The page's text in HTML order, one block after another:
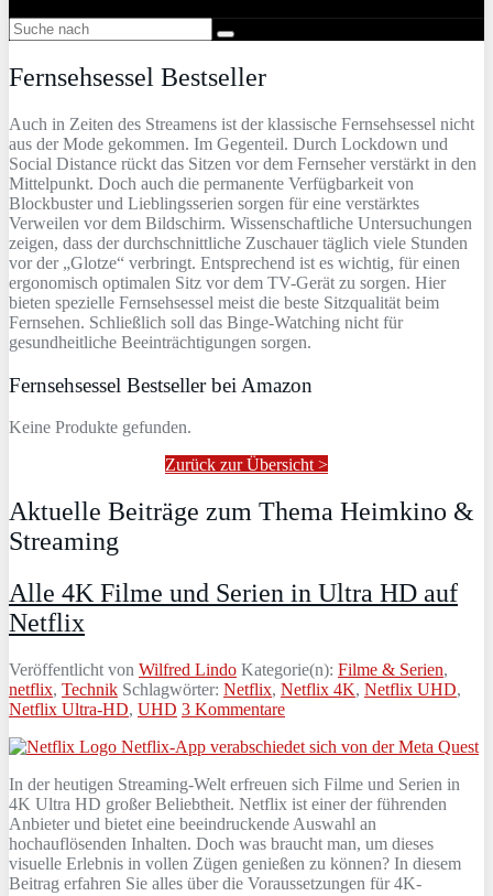
Fernsehsessel Bestseller
Auch in Zeiten des Streamens ist der klassische Fernsehsessel nicht
aus der Mode gekommen. Im Gegenteil. Durch Lockdown und
Social Distance rückt das Sitzen vor dem Fernseher verstärkt in den
Mittelpunkt. Doch auch die permanente Verfügbarkeit von
Blockbuster und Lieblingsserien sorgen für eine verstärktes
Verweilen vor dem Bildschirm. Wissenschaftliche Untersuchungen
zeigen, dass der durchschnittliche Zuschauer täglich viele Stunden
vor der „Glotze“ verbringt. Entsprechend ist es wichtig, für einen
ergonomisch optimalen Sitz vor dem TV-Gerät zu sorgen. Hier
bieten spezielle Fernsehsessel meist die beste Sitzqualität beim
Fernsehen. Schließlich soll das Binge-Watching nicht für
gesundheitliche Beeinträchtigungen sorgen.
Fernsehsessel Bestseller bei Amazon
Keine Produkte gefunden.
Zurück zur Übersicht >
Aktuelle Beiträge zum Thema Heimkino &
Streaming
Alle 4K Filme und Serien in Ultra HD auf
Netflix
Veröffentlicht von Wilfred Lindo Kategorie(n): Filme & Serien,
netflix, Technik Schlagwörter: Netflix, Netflix 4K, Netflix UHD,
Netflix Ultra-HD, UHD 3 Kommentare
In der heutigen Streaming-Welt erfreuen sich Filme und Serien in
4K Ultra HD großer Beliebtheit. Netflix ist einer der führenden
Anbieter und bietet eine beeindruckende Auswahl an
hochauflösenden Inhalten. Doch was braucht man, um dieses
visuelle Erlebnis in vollen Zügen genießen zu können? In diesem
Beitrag erfahren Sie alles über die Voraussetzungen für 4K-